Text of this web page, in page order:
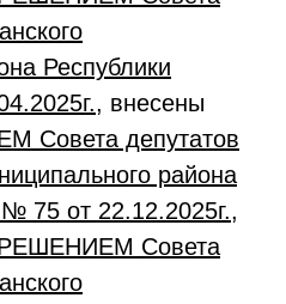
Республики
, внесены
Совета депутатов
района
75 от 22.12.2025г.,
Совета